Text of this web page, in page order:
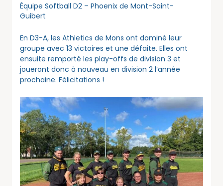
Équipe Softball D2 – Phoenix de Mont-Saint-
Guibert
En D3-A, les Athletics de Mons ont dominé leur
groupe avec 13 victoires et une défaite. Elles ont
ensuite remporté les play-offs de division 3 et
joueront donc à nouveau en division 2 l’année
prochaine. Félicitations !